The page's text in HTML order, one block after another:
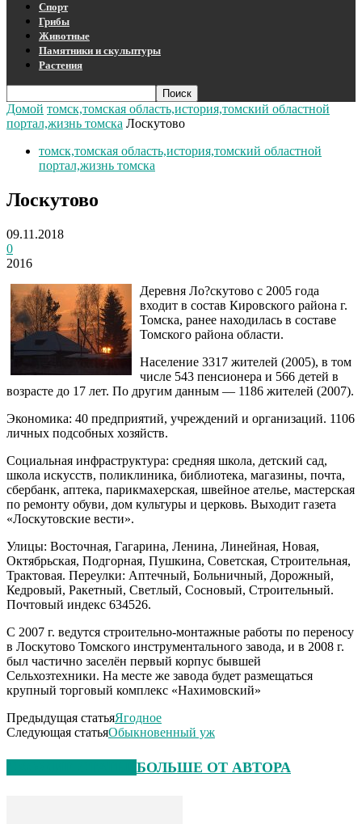
Спорт
Грибы
Животные
Памятники и скульптуры
Растения
Домой томск,томская область,история,томский областной
портал,жизнь томска Лоскутово
томск,томская область,история,томский областной
портал,жизнь томска
Лоскутово
09.11.2018
0
2016
Деревня Ло?скутово c 2005 года
входит в состав Кировского района г.
Томска, ранее находилась в составе
Томского района области.
Население 3317 жителей (2005), в том
числе 543 пенсионера и 566 детей в
возрасте до 17 лет. По другим данным — 1186 жителей (2007).
Экономика: 40 предприятий, учреждений и организаций. 1106
личных подсобных хозяйств.
Социальная инфраструктура: средняя школа, детский сад,
школа искусств, поликлиника, библиотека, магазины, почта,
сбербанк, аптека, парикмахерская, швейное ателье, мастерская
по ремонту обуви, дом культуры и церковь. Выходит газета
«Лоскутовские вести».
Улицы: Восточная, Гагарина, Ленина, Линейная, Новая,
Октябрьская, Подгорная, Пушкина, Советская, Строительная,
Трактовая. Переулки: Аптечный, Больничный, Дорожный,
Кедровый, Ракетный, Светлый, Сосновый, Строительный.
Почтовый индекс 634526.
С 2007 г. ведутся строительно-монтажные работы по переносу
в Лоскутово Томского инструментального завода, и в 2008 г.
был частично заселён первый корпус бывшей
Сельхозтехники. На месте же завода будет размещаться
крупный торговый комплекс «Нахимовский»
Предыдущая статьяЯгодное
Следующая статьяОбыкновенный уж
БОЛЬШЕ ОТ АВТОРА